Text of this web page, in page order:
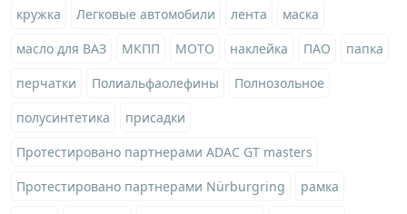
кружка
Легковые автомобили лента
маска
масло для ВАЗ
МКПП МОТО наклейка ПАО
папка
перчатки
Полиальфаолефины
Полнозольное
полусинтетика
присадки
Протестировано партнерами ADAC GT masters
Протестировано партнерами Nürburgring
рамка